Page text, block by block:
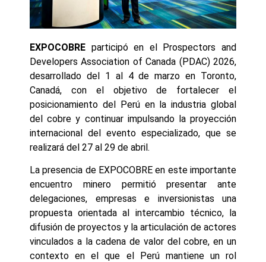
EXPOCOBRE participó en el Prospectors and
Developers Association of Canada (PDAC) 2026,
desarrollado del 1 al 4 de marzo en Toronto,
Canadá, con el objetivo de fortalecer el
posicionamiento del Perú en la industria global
del cobre y continuar impulsando la proyección
internacional del evento especializado, que se
realizará del 27 al 29 de abril.
La presencia de EXPOCOBRE en este importante
encuentro minero permitió presentar ante
delegaciones, empresas e inversionistas una
propuesta orientada al intercambio técnico, la
difusión de proyectos y la articulación de actores
vinculados a la cadena de valor del cobre, en un
contexto en el que el Perú mantiene un rol